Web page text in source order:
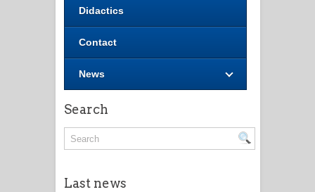
Didactics
Contact
News
Search
Last news